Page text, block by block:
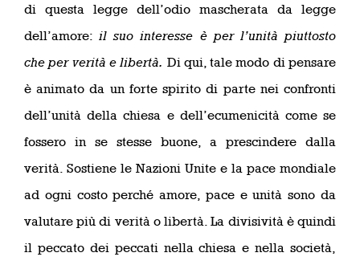
di questa legge dell’odio mascherata da legge
dell’amore:il suo interesse è per l’unità piuttosto
che per verità e libertà. Di qui, tale modo di pensare
è animato da un forte spirito di parte nei confronti
dell’unità della chiesa e dell’ecumenicità come se
fossero in se stesse buone, a prescindere dalla
verità. Sostiene le Nazioni Unite e la pace mondiale
ad ogni costo perché amore, pace e unità sono da
valutare più di verità o libertà. La divisività è quindi
il peccato dei peccati nella chiesa e nella società,